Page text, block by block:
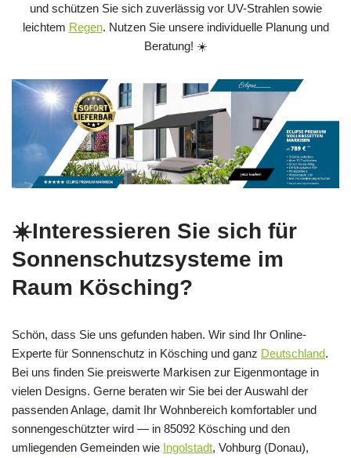
und schützen Sie sich zuverlässig vor UV-Strahlen sowie
leichtem Regen. Nutzen Sie unsere individuelle Planung und
Beratung! ☀️
☀️Interessieren Sie sich für
Sonnenschutzsysteme im
Raum Kösching?
Schön, dass Sie uns gefunden haben. Wir sind Ihr Online-
Experte für Sonnenschutz in Kösching und ganz Deutschland.
Bei uns finden Sie preiswerte Markisen zur Eigenmontage in
vielen Designs. Gerne beraten wir Sie bei der Auswahl der
passenden Anlage, damit Ihr Wohnbereich komfortabler und
sonnengeschützter wird — in 85092 Kösching und den
umliegenden Gemeinden wie Ingolstadt, Vohburg (Donau),